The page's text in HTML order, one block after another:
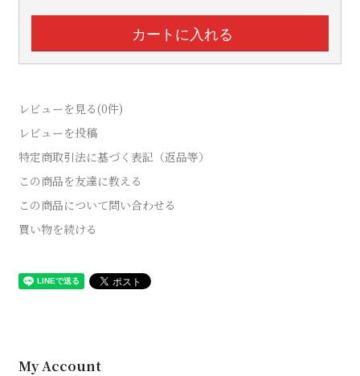
レビューを見る(0件)
レビューを投稿
特定商取引法に基づく表記（返品等）
この商品を友達に教える
この商品について問い合わせる
買い物を続ける
My Account